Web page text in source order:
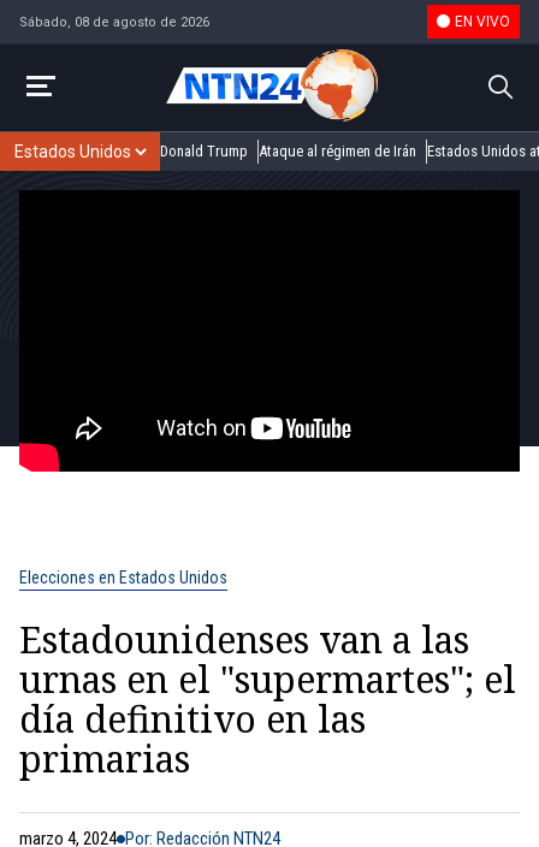
Sábado, 08 de agosto de 2026 EN VIVO
Donald Trump Ataque al régimen de Irán Estados Unidos
Elecciones en Estados Unidos
Estadounidenses van a las
urnas en el "supermartes"; el
día definitivo en las
primarias
marzo 4, 2024 Por: Redacción NTN24